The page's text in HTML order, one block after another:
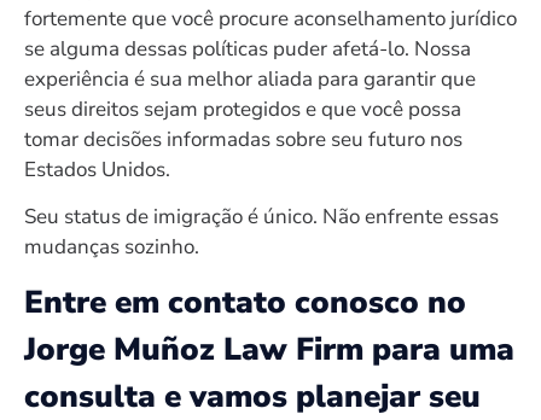
fortemente que você procure aconselhamento jurídico
se alguma dessas políticas puder afetá-lo. Nossa
experiência é sua melhor aliada para garantir que
seus direitos sejam protegidos e que você possa
tomar decisões informadas sobre seu futuro nos
Estados Unidos.
Seu status de imigração é único. Não enfrente essas
mudanças sozinho.
Entre em contato conosco no
Jorge Muñoz Law Firm para uma
consulta e vamos planejar seu